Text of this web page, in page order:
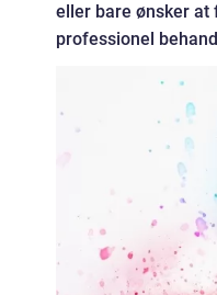
eller bare ønsker at
professionel